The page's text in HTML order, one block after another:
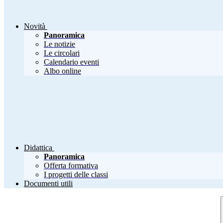
Novità
Panoramica
Le notizie
Le circolari
Calendario eventi
Albo online
Didattica
Panoramica
Offerta formativa
I progetti delle classi
Documenti utili